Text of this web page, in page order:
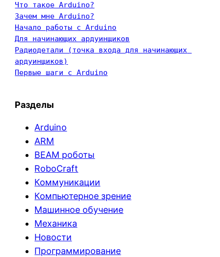
Что такое Arduino?
Зачем мне Arduino?
Начало работы с Arduino
Для начинающих ардуинщиков
Радиодетали (точка входа для начинающих
ардуинщиков)
Первые шаги с Arduino
Разделы
Arduino
ARM
BEAM роботы
RoboCraft
Коммуникации
Компьютерное зрение
Машинное обучение
Механика
Новости
Программирование